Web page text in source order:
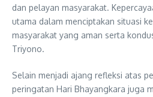
dan pelayan masyarakat.
utama dalam menciptakan situasi
masyarakat yang aman serta
Triyono.
Selain menjadi ajang refleksi atas
peringatan Hari Bhayangkara juga